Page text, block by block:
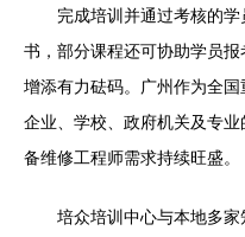
完成培训并通过考核的
书，部分课程还可协助学员
增添有力砝码。广州作为全
企业、学校、政府机关及专
备维修工程师需求持续旺盛。
培众培训中心与本地多